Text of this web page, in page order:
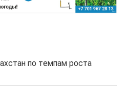
по темпам роста